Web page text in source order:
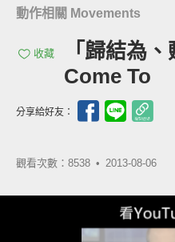
動作相關 Movements
收藏
「歸結為
Come To
分享給好友：
觀看次數：8538 • 2013-08-06